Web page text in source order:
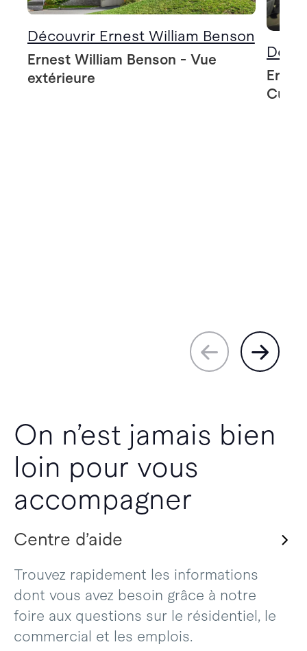
Découvrir Ernest William Benson
Ernest William Benson - Vue
extérieure
On n’est jamais bien
loin pour vous
accompagner
Centre d’aide
Trouvez rapidement les informations
dont vous avez besoin grâce à notre
foire aux questions sur le résidentiel, le
commercial et les emplois.